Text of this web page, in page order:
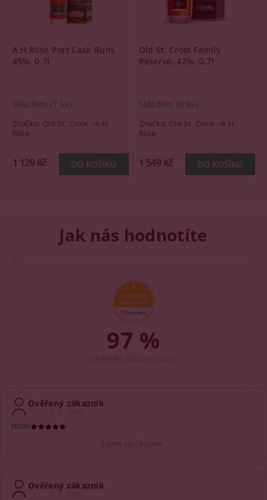
A.H.Riise Port Cask Rum,
45%, 0,7l
Skladem (7 ks)
Značka: Old St. Croix - A.H.
Riise
1 129 Kč
Old St. Croix Family
Reserve, 42%, 0,7l
Skladem (4 ks)
Značka: Old St. Croix - A.H.
Riise
1 549 Kč
Jak nás hodnotíte
97 %
Ověřený zákazník
3. 8. 2026
100%
Jsem spokojen.
Ověřený zákazník
3. 8. 2026